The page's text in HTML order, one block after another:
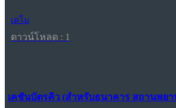
เดโม
ดาวน์โหลด : 1
เคชันบัตรคิว (สำหรับธนาคาร สถานพย